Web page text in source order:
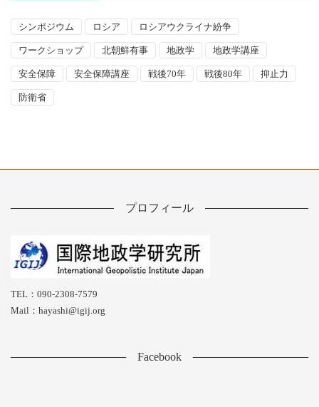
シンポジウム ロシア ロシアウクライナ紛争
ワークショップ 北朝鮮有事 地政学 地政学講座
安全保障 安全保障講座 戦後70年 戦後80年 抑止力
防衛省
プロフィール
TEL：090-2308-7579
Mail：hayashi@igij.org
Facebook